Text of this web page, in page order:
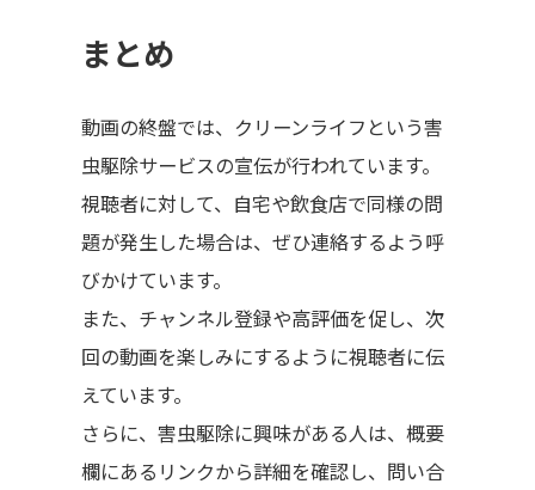
まとめ
動画の終盤では、クリーンライフという害
虫駆除サービスの宣伝が行われています。
視聴者に対して、自宅や飲食店で同様の問
題が発生した場合は、ぜひ連絡するよう呼
びかけています。
また、チャンネル登録や高評価を促し、次
回の動画を楽しみにするように視聴者に伝
えています。
さらに、害虫駆除に興味がある人は、概要
欄にあるリンクから詳細を確認し、問い合